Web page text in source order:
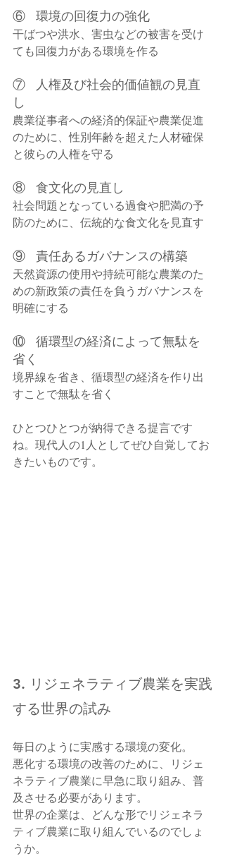
⑥   環境の回復力の強化
干ばつや洪水、害虫などの被害を受け
ても回復力がある環境を作る
⑦   人権及び社会的価値観の見直
し
農業従事者への経済的保証や農業促進
のために、性別年齢を超えた人材確保
と彼らの人権を守る
⑧   食文化の見直し
社会問題となっている過食や肥満の予
防のために、伝統的な食文化を見直す
⑨   責任あるガバナンスの構築
天然資源の使用や持続可能な農業のた
めの新政策の責任を負うガバナンスを
明確にする
⑩   循環型の経済によって無駄を
省く
境界線を省き、循環型の経済を作り出
すことで無駄を省く
ひとつひとつが納得できる提言です
ね。現代人の1人としてぜひ自覚してお
きたいものです。
3. リジェネラティブ農業を実践
する世界の試み
毎日のように実感する環境の変化。
悪化する環境の改善のために、リジェ
ネラティブ農業に早急に取り組み、普
及させる必要があります。
世界の企業は、どんな形でリジェネラ
ティブ農業に取り組んでいるのでしょ
うか。